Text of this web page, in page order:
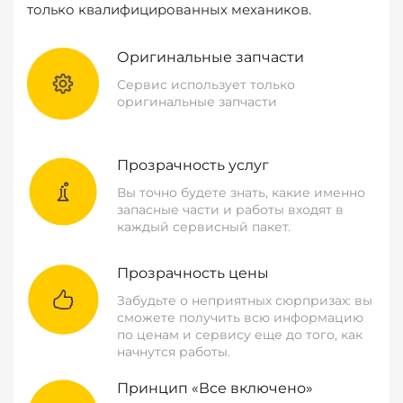
только квалифицированных механиков.
Оригинальные запчасти
Сервис использует только
оригинальные запчасти
Прозрачность услуг
Вы точно будете знать, какие именно
запасные части и работы входят в
каждый сервисный пакет.
Прозрачность цены
Забудьте о неприятных сюрпризах: вы
сможете получить всю информацию
по ценам и сервису еще до того, как
начнутся работы.
Принцип «Все включено»